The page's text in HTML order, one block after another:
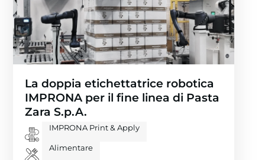
La doppia etichettatrice robotica
IMPRONA per il fine linea di Pasta
Zara S.p.A.
IMPRONA Print & Apply
Alimentare